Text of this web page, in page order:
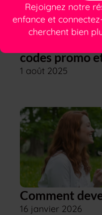
Comment
achats pour le
codes promo
1 août 2025
Comment
16 janvier 2026
Rejoignez notre
enfance et
cherchent bien